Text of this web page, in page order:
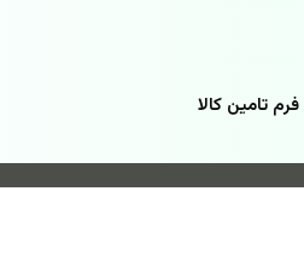
فرم تامین کالا